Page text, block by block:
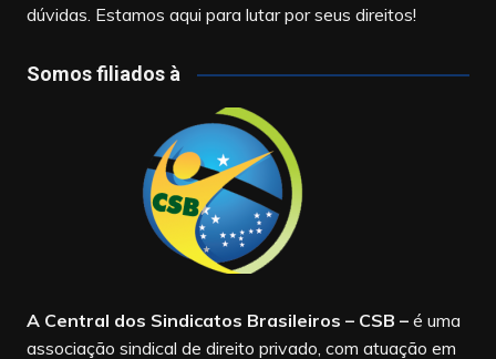
dúvidas. Estamos aqui para lutar por seus direitos!
Somos filiados à
A Central dos Sindicatos Brasileiros – CSB –é uma
associação sindical de direito privado, com atuação em